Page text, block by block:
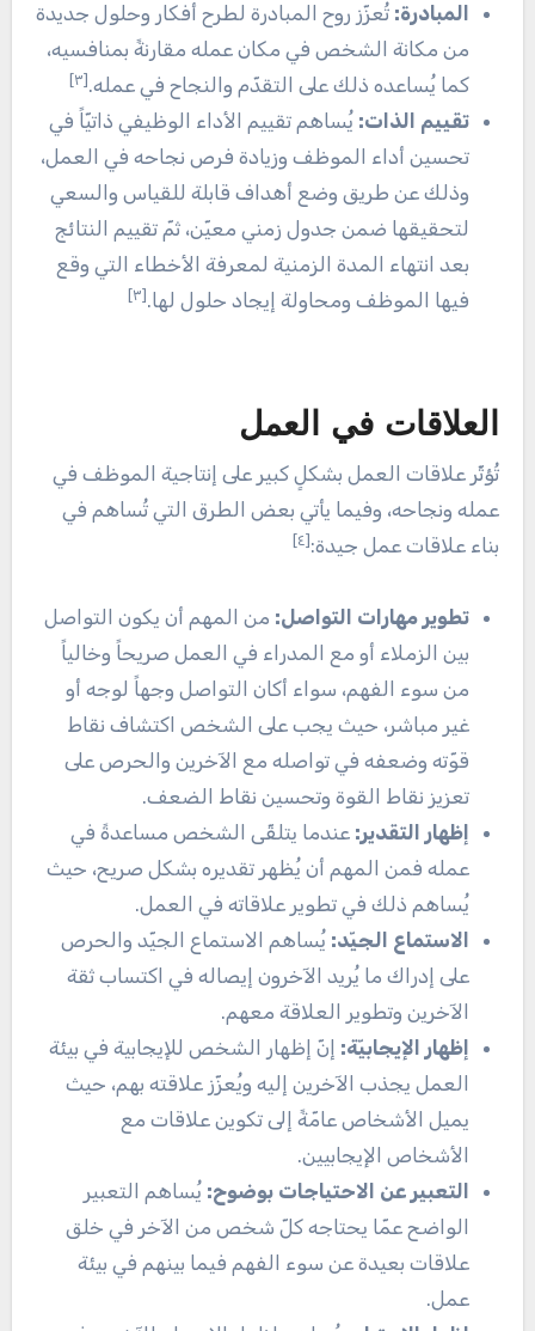
المبادرة: تُعزّز روح المبادرة لطرح أفكار وحلول جديدة
من مكانة الشخص في مكان عمله مقارنةً بمنافسيه،
كما يُساعده ذلك على التقدّم والنجاح في عمله. [٣]
تقييم الذات: يُساهم تقييم الأداء الوظيفي ذاتيّاً في
تحسين أداء الموظف وزيادة فرص نجاحه في العمل،
وذلك عن طريق وضع أهداف قابلة للقياس والسعي
لتحقيقها ضمن جدول زمني معيّن، ثمّ تقييم النتائج
بعد انتهاء المدة الزمنية لمعرفة الأخطاء التي وقع
فيها الموظف ومحاولة إيجاد حلول لها. [٣]
العلاقات في العمل
تُؤثّر علاقات العمل بشكلٍ كبير على إنتاجية الموظف في
عمله ونجاحه، وفيما يأتي بعض الطرق التي تُساهم في
بناء علاقات عمل جيدة: [٤]
تطوير مهارات التواصل: من المهم أن يكون التواصل
بين الزملاء أو مع المدراء في العمل صريحاً وخالياً
من سوء الفهم، سواء أكان التواصل وجهاً لوجه أو
غير مباشر، حيث يجب على الشخص اكتشاف نقاط
قوّته وضعفه في تواصله مع الآخرين والحرص على
تعزيز نقاط القوة وتحسين نقاط الضعف.
إظهار التقدير: عندما يتلقّى الشخص مساعدةً في
عمله فمن المهم أن يُظهر تقديره بشكل صريح، حيث
يُساهم ذلك في تطوير علاقاته في العمل.
الاستماع الجيّد: يُساهم الاستماع الجيّد والحرص
على إدراك ما يُريد الآخرون إيصاله في اكتساب ثقة
الآخرين وتطوير العلاقة معهم.
إظهار الإيجابيّة: إنّ إظهار الشخص للإيجابية في بيئة
العمل يجذب الآخرين إليه ويُعزّز علاقته بهم، حيث
يميل الأشخاص عامّةً إلى تكوين علاقات مع
الأشخاص الإيجابيين.
التعبير عن الاحتياجات بوضوح: يُساهم التعبير
الواضح عمّا يحتاجه كلّ شخص من الآخر في خلق
علاقات بعيدة عن سوء الفهم فيما بينهم في بيئة
عمل.